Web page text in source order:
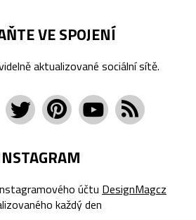
VE SPOJENÍ
aktualizované sociální sítě.
účtu DesignMagcz
každý den